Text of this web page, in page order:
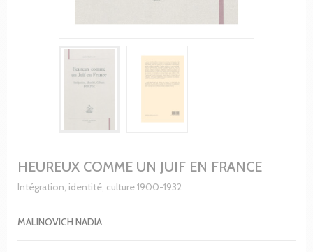
HEUREUX COMME UN JUIF EN FRANCE
Intégration, identité, culture 1900-1932
MALINOVICH NADIA